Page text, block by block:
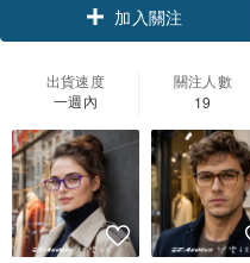
加入關注
出貨速度
一週內
關注人數
19